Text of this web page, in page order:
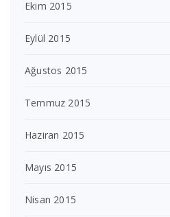
Ekim 2015
Eylül 2015
Ağustos 2015
Temmuz 2015
Haziran 2015
Mayıs 2015
Nisan 2015